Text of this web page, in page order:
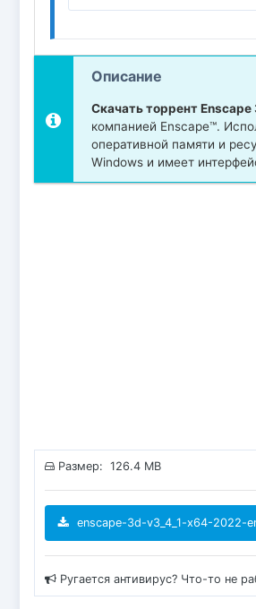
Описание
Скачать торрент Enscape
компанией Enscape™.
оперативной памяти и
Windows и имеет
Размер: 126.4 MB
enscape-3d-v3_4_1-x64-2022-
Ругается антивирус? Что-то не